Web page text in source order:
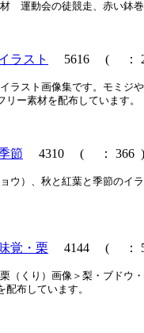
運動会の徒競走、赤い鉢
ラスト 5616 ( ：
ラスト画像集です。モミジ
ー素材を配布しています。
節 4310 ( ： 366 )
ウ）、秋と紅葉と季節のイ
覚・栗 4144 ( ：
（くり）画像＞梨・ブドウ
布しています。